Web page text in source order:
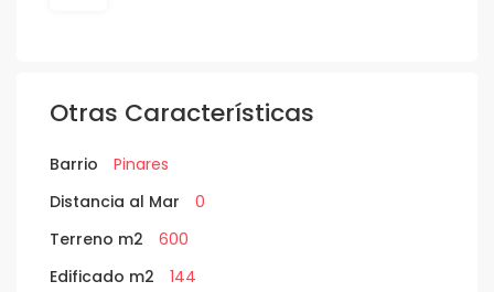
Otras Características
Barrio
Pinares
Distancia al Mar
0
Terreno m2
600
Edificado m2
144